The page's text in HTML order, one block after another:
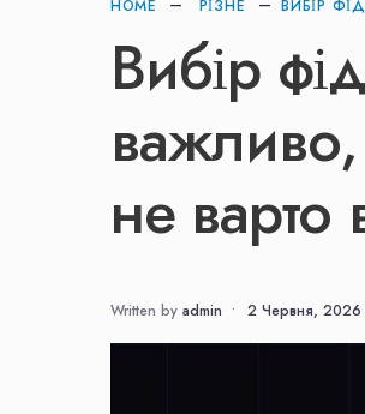
HOME РІЗНЕ ВИБІР
Вибір
не варто
Written by admin • 2 Червня, 2026